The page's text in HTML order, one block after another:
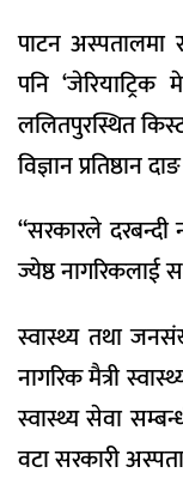
पाटन अस्पतालमा
पनि
ललितपुरस्थित
विज्ञान प्रतिष्ठान
“सरकारले दरबन्दी
ज्येष्ठ
स्वास्थ्य तथा
नागरिक मैत्री
स्वास्थ्य सेवा
वटा सरकारी